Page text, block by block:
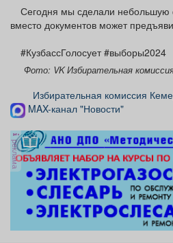
Сегодня мы сделали небольшую
вместо документов может
#КузбассГолосует #выборы2024
Фото: VK Избирательная
Избирательная комиссия
MAX-канал "Новости"
реклама